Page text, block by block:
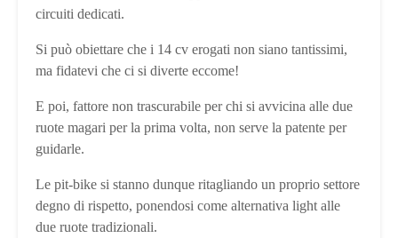
circuiti dedicati.
Si può obiettare che i 14 cv erogati non siano tantissimi,
ma fidatevi che ci si diverte eccome!
E poi, fattore non trascurabile per chi si avvicina alle due
ruote magari per la prima volta, non serve la patente per
guidarle.
Le pit-bike si stanno dunque ritagliando un proprio settore
degno di rispetto, ponendosi come alternativa light alle
due ruote tradizionali.